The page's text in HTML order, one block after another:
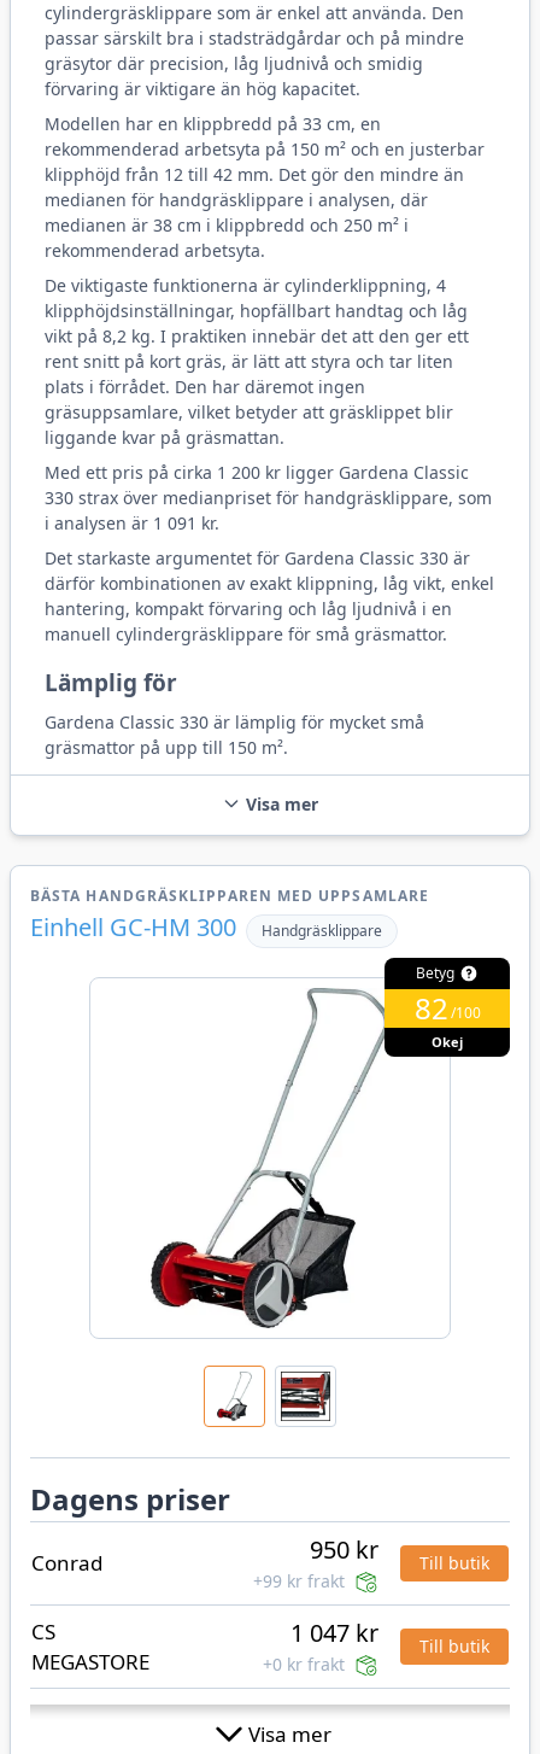
cylindergräsklippare som är enkel att använda. Den
passar särskilt bra i stadsträdgårdar och på mindre
gräsytor där precision, låg ljudnivå och smidig
förvaring är viktigare än hög kapacitet.
Modellen har en klippbredd på 33 cm, en
rekommenderad arbetsyta på 150 m² och en justerbar
klipphöjd från 12 till 42 mm. Det gör den mindre än
medianen för handgräsklippare i analysen, där
medianen är 38 cm i klippbredd och 250 m² i
rekommenderad arbetsyta.
De viktigaste funktionerna är cylinderklippning, 4
klipphöjdsinställningar, hopfällbart handtag och låg
vikt på 8,2 kg. I praktiken innebär det att den ger ett
rent snitt på kort gräs, är lätt att styra och tar liten
plats i förrådet. Den har däremot ingen
gräsuppsamlare, vilket betyder att gräsklippet blir
liggande kvar på gräsmattan.
Med ett pris på cirka 1 200 kr ligger Gardena Classic
330 strax över medianpriset för handgräsklippare, som
i analysen är 1 091 kr.
Det starkaste argumentet för Gardena Classic 330 är
därför kombinationen av exakt klippning, låg vikt, enkel
hantering, kompakt förvaring och låg ljudnivå i en
manuell cylindergräsklippare för små gräsmattor.
Lämplig för
Gardena Classic 330 är lämplig för mycket små
gräsmattor på upp till 150 m².
Visa mer
BÄSTA HANDGRÄSKLIPPAREN MED UPPSAMLARE
Einhell GC-HM 300 Handgräsklippare
Betyg
82/100
Okej
Dagens priser
Conrad 950 kr
+99 kr frakt
Till butik
CS
MEGASTORE
1 047 kr
+0 kr frakt
Till butik
1 057 kr
+0 kr frakt
Visa mer